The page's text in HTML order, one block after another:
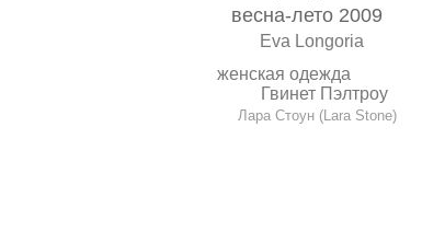
весна-лето 2009
Eva Longoria
женская одежда
Гвинет Пэлтроу
Лара Стоун (Lara Stone)